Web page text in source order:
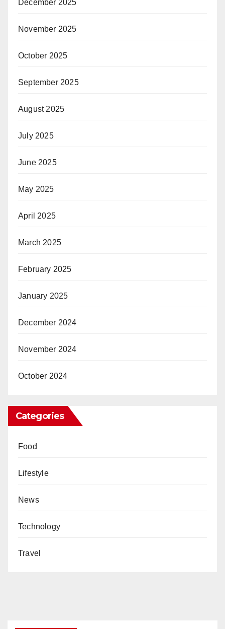
December 2025
November 2025
October 2025
September 2025
August 2025
July 2025
June 2025
May 2025
April 2025
March 2025
February 2025
January 2025
December 2024
November 2024
October 2024
Categories
Food
Lifestyle
News
Technology
Travel